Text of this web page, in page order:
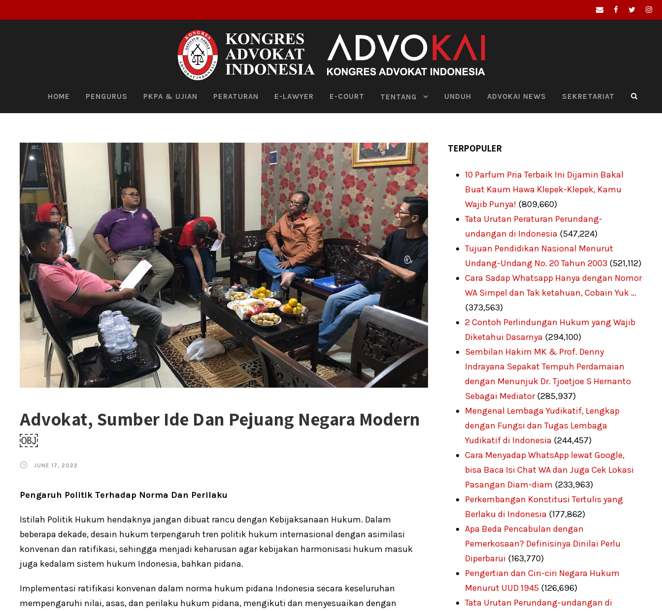
HOME PENGURUS PKPA & UJIAN PERATURAN E-LAWYER E-COURT TENTANG UNDUH ADVOKAI NEWS SEKRETARIAT
Advokat, Sumber Ide Dan Pejuang Negara Modern
￼
JUNE 17, 2022
Pengaruh Politik Terhadap Norma Dan Perilaku
Istilah Politik Hukum hendaknya jangan dibuat rancu dengan Kebijaksanaan Hukum. Dalam
beberapa dekade, desain hukum terpengaruh tren politik hukum internasional dengan asimilasi
konvenan dan ratifikasi, sehingga menjadi keharusan agar kebijakan harmonisasi hukum masuk
juga kedalam sistem hukum Indonesia, bahkan pidana.
Implementasi ratifikasi konvenan dalam norma hukum pidana Indonesia secara keseluruhan
mempengaruhi nilai, asas, dan perilaku hukum pidana, mengikuti dan menyesuaikan dengan
TERPOPULER
10 Parfum Pria Terbaik Ini Dijamin Bakal
Buat Kaum Hawa Klepek-Klepek, Kamu
Wajib Punya! (809,660)
Tata Urutan Peraturan Perundang-
undangan di Indonesia (547,224)
Tujuan Pendidikan Nasional Menurut
Undang-Undang No. 20 Tahun 2003 (521,112)
Cara Sadap Whatsapp Hanya dengan Nomor
WA Simpel dan Tak ketahuan, Cobain Yuk …
(373,563)
2 Contoh Perlindungan Hukum yang Wajib
Diketahui Dasarnya (294,100)
Sembilan Hakim MK & Prof. Denny
Indrayana Sepakat Tempuh Perdamaian
dengan Menunjuk Dr. Tjoetjoe S Hernanto
Sebagai Mediator (285,937)
Mengenal Lembaga Yudikatif, Lengkap
dengan Fungsi dan Tugas Lembaga
Yudikatif di Indonesia (244,457)
Cara Menyadap WhatsApp lewat Google,
bisa Baca Isi Chat WA dan Juga Cek Lokasi
Pasangan Diam-diam (233,963)
Perkembangan Konstitusi Tertulis yang
Berlaku di Indonesia (177,862)
Apa Beda Pencabulan dengan
Pemerkosaan? Definisinya Dinilai Perlu
Diperbarui (163,770)
Pengertian dan Ciri-ciri Negara Hukum
Menurut UUD 1945 (126,696)
Tata Urutan Perundang-undangan di